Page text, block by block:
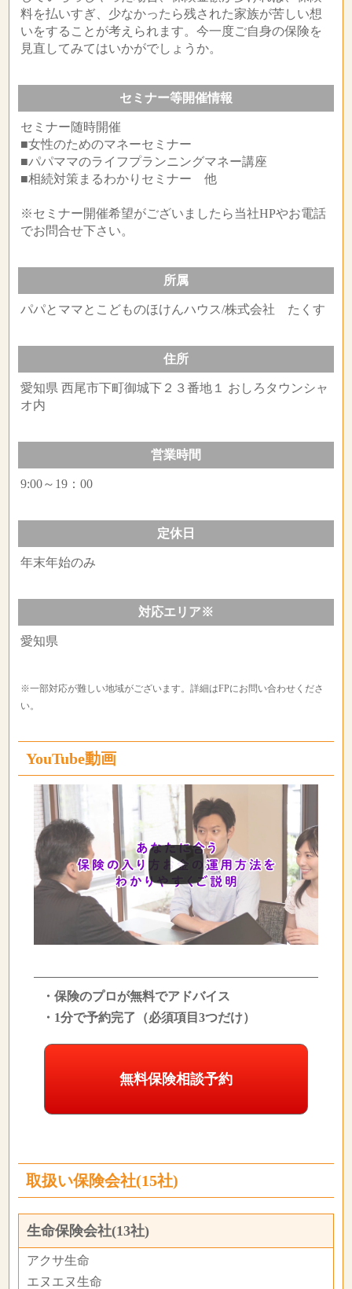
料を払いすぎ、少なかったら残された家族が苦しい想
いをすることが考えられます。今一度ご自身の保険を
見直してみてはいかがでしょうか。
セミナー等開催情報
セミナー随時開催
■女性のためのマネーセミナー
■パパママのライフプランニングマネー講座
■相続対策まるわかりセミナー 他
※セミナー開催希望がございましたら当社HPやお電話
でお問合せ下さい。
所属
パパとママとこどものほけんハウス/株式会社 たくす
住所
愛知県 西尾市下町御城下２３番地１ おしろタウンシャ
オ内
営業時間
9:00～19：00
定休日
年末年始のみ
対応エリア※
愛知県
※一部対応が難しい地域がございます。詳細はFPにお問い合わせくださ
い。
YouTube動画
・保険のプロが無料でアドバイス
・1分で予約完了（必須項目3つだけ）
無料保険相談予約
取扱い保険会社(15社)
生命保険会社(13社)
アクサ生命
エヌエヌ生命